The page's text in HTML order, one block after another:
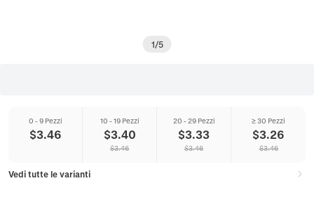
1/5
0 - 9 Pezzi
$3.46
10 - 19 Pezzi
$3.40
$3.46
20 - 29 Pezzi
$3.33
$3.46
≥ 30 Pezzi
$3.26
$3.46
Vedi tutte le varianti